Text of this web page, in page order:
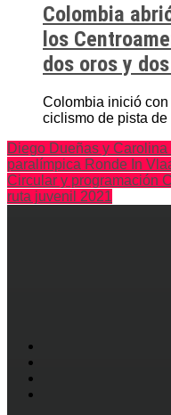
Colombia
los
dos oros y
Colombia inició
ciclismo de pista
Diego Dueñas y
paralímpica Ronde In
Circular y programación
ruta juvenil 2021